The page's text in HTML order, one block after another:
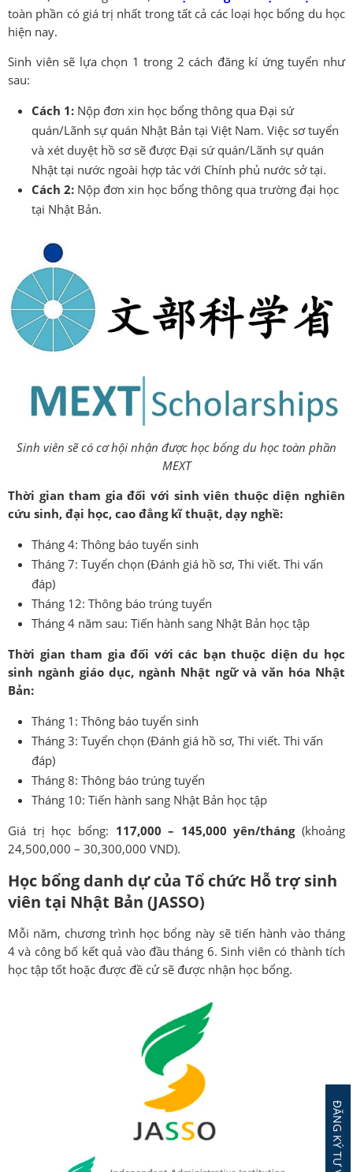
toàn phần có giá trị nhất trong tất cả các loại học bổng du học
hiện nay.
Sinh viên sẽ lựa chọn 1 trong 2 cách đăng kí ứng tuyển như
sau:
Cách 1: Nộp đơn xin học bổng thông qua Đại sứ
quán/Lãnh sự quán Nhật Bản tại Việt Nam. Việc sơ tuyển
và xét duyệt hồ sơ sẽ được Đại sứ quán/Lãnh sự quán
Nhật tại nước ngoài hợp tác với Chính phủ nước sở tại.
Cách 2: Nộp đơn xin học bổng thông qua trường đại học
tại Nhật Bản.
Sinh viên sẽ có cơ hội nhận được học bổng du học toàn phần
MEXT
Thời gian tham gia đối với sinh viên thuộc diện nghiên
cứu sinh, đại học, cao đẳng kĩ thuật, dạy nghề:
Tháng 4: Thông báo tuyển sinh
Tháng 7: Tuyển chọn (Đánh giá hồ sơ, Thi viết. Thi vấn
đáp)
Tháng 12: Thông báo trúng tuyển
Tháng 4 năm sau: Tiến hành sang Nhật Bản học tập
Thời gian tham gia đối với các bạn thuộc diện du học
sinh ngành giáo dục, ngành Nhật ngữ và văn hóa Nhật
Bản:
Tháng 1: Thông báo tuyển sinh
Tháng 3: Tuyển chọn (Đánh giá hồ sơ, Thi viết. Thi vấn
đáp)
Tháng 8: Thông báo trúng tuyển
Tháng 10: Tiến hành sang Nhật Bản học tập
Giá trị học bổng: 117,000 – 145,000 yên/tháng(khoảng
24,500,000 – 30,300,000 VND).
Học bổng danh dự của Tổ chức Hỗ trợ sinh
viên tại Nhật Bản (JASSO)
Mỗi năm, chương trình học bổng này sẽ tiến hành vào tháng
4 và công bố kết quả vào đầu tháng 6. Sinh viên có thành tích
học tập tốt hoặc được đề cử sẽ được nhận học bổng.